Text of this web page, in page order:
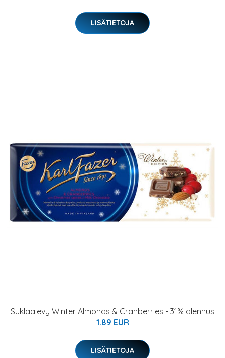
LISÄTIETOJA
Suklaalevy Winter Almonds & Cranberries - 31% alennus
1.89 EUR
LISÄTIETOJA